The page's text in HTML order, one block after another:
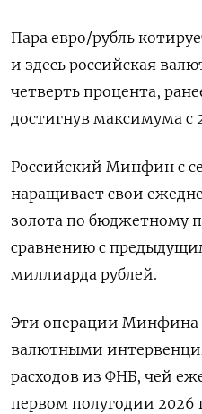
Пара евро/рубль
и здесь российская
четверть процента,
достигнув максимума с
Российский Минфин с
наращивает свои
золота по бюджетному
сравнению с
миллиарда рублей.
Эти операции Минфина
валютными
расходов из ФНБ, чей
первом полугодии ‍2026